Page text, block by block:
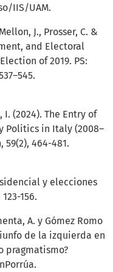
IIS/UAM.
J., Prosser, C. &
and Electoral
of 2019. PS:
I. (2024). The Entry of
Politics in Italy (2008–
464-481.
y elecciones
156.
A. y Gómez Romo
de la izquierda en
pragmatismo?